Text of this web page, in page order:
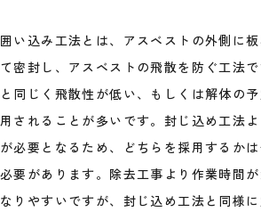
囲い込み工法とは、アスベストの外側に
て密封し、アスベストの飛散を防ぐ工法
と同じく飛散性が低い、もしくは解体の
用されることが多いです。封じ込め工法
が必要となるため、どちらを採用するか
必要があります。除去工事より作業時間
なりやすいですが、封じ込め工法と同様